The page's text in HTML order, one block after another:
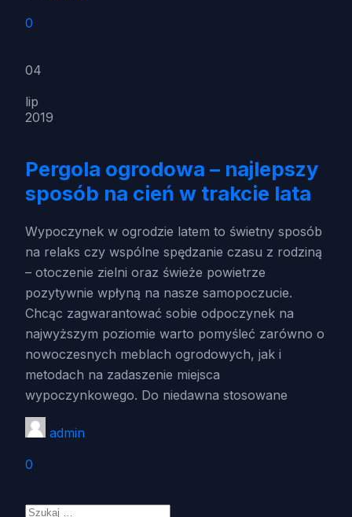
0
04
lip
2019
Pergola ogrodowa – najlepszy
sposób na cień w trakcie lata
Wypoczynek w ogrodzie latem to świetny sposób
na relaks czy wspólne spędzanie czasu z rodziną
– otoczenie zielni oraz świeże powietrze
pozytywnie wpłyną na nasze samopoczucie.
Chcąc zagwarantować sobie odpoczynek na
najwyższym poziomie warto pomyśleć zarówno o
nowoczesnych meblach ogrodowych, jak i
metodach na zadaszenie miejsca
wypoczynkowego. Do niedawna stosowane
admin
0